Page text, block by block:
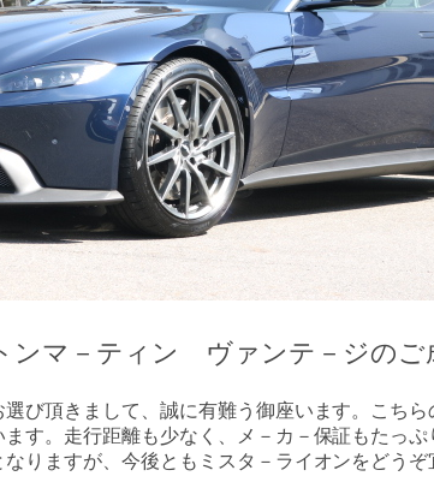
ンマ－ティン ヴァンテ－ジのご
び頂きまして、誠に有難う御座います。こち
す。走行距離も少なく、メ－カ－保証もたっ
りますが、今後ともミスタ－ライオンをどう